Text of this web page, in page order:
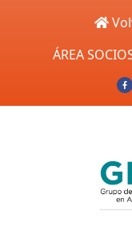
ÁREA